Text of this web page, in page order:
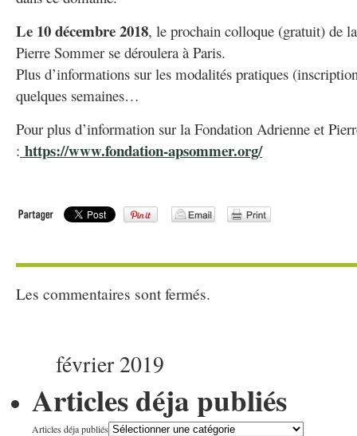
Le 10 décembre 2018, le prochain colloque (gratuit) de
Pierre Sommer se déroulera à Paris.
Plus d’informations sur les modalités pratiques
quelques semaines…
Pour plus d’information sur la Fondation Adrienne et
: https://www.fondation-apsommer.org/
Les commentaires sont fermés.
février 2019
Articles déja publiés
Articles déja publiés